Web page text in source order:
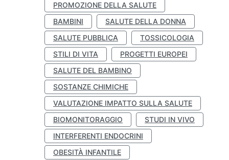
PROMOZIONE DELLA SALUTE
BAMBINI
SALUTE DELLA DONNA
SALUTE PUBBLICA
TOSSICOLOGIA
STILI DI VITA
PROGETTI EUROPEI
SALUTE DEL BAMBINO
SOSTANZE CHIMICHE
VALUTAZIONE IMPATTO SULLA SALUTE
BIOMONITORAGGIO
STUDI IN VIVO
INTERFERENTI ENDOCRINI
OBESITÀ INFANTILE